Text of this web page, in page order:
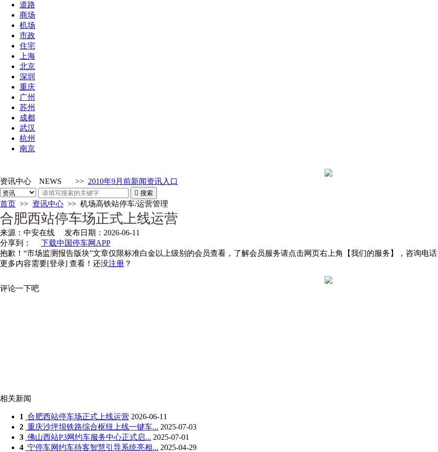
道路
商场
机场
市政
住宅
上海
北京
深圳
重庆
广州
苏州
成都
武汉
杭州
南京
资讯中心 NEWS >> 2010年9月前新闻资讯入口
 搜索
首页 >> 资讯中心 >> 机场高铁站停车/运营管理
合肥西站停车场正式上线运营
来源： 中安在线 发布日期： 2026-06-11
分享到：
下载中国停车网APP
抱歉！“市场监测报告版块”文章仅限标准白金以上级别的会员查看，了解会员服务请点击网页右上角【我们的服务】，咨询电话
更多内容需要[登录] 查看！还没注册 ？
评论一下吧
相关新闻
1 合肥西站停车场正式上线运营 2026-06-11
2 重庆沙坪坝铁路综合枢纽上线一键车... 2025-07-03
3 佛山西站P3网约车服务中心正式启... 2025-07-01
4 宁停车网约车待客智慧引导系统亮相... 2025-04-29